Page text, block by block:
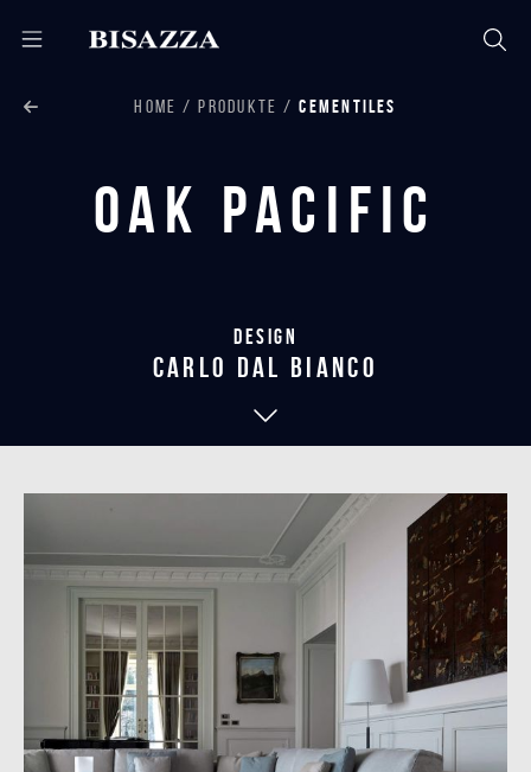
HOME PRODUKTE CEMENTILES
Oak Pacific
Design
carlo dal bianco